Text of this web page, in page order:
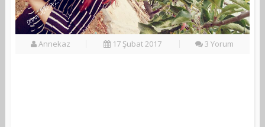
Annekaz 17 Şubat 2017 3 Yorum